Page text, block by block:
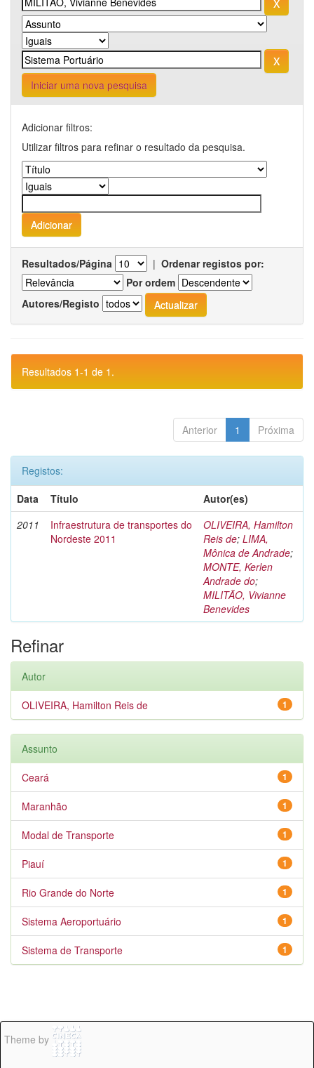
Iniciar uma nova pesquisa
Adicionar filtros:
Utilizar filtros para refinar o resultado da pesquisa.
Resultados/Página | Ordenar registos por:
Por ordem
Autores/Registo
Resultados 1-1 de 1.
Anterior 1 Próxima
Registos:
Data
Título
Autor(es)
2011
Infraestrutura de transportes do
Nordeste 2011
OLIVEIRA, Hamilton
Reis de; LIMA,
Mônica de Andrade;
MONTE, Kerlen
Andrade do;
MILITÃO, Vivianne
Benevides
Refinar
Autor
1
OLIVEIRA, Hamilton Reis de
Assunto
1
Ceará
1
Maranhão
1
Modal de Transporte
1
Piauí
1
Rio Grande do Norte
1
Sistema Aeroportuário
1
Sistema de Transporte
Theme by